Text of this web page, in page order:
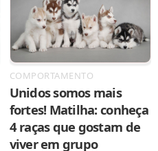
COMPORTAMENTO
Unidos somos mais
fortes! Matilha: conheça
4 raças que gostam de
viver em grupo